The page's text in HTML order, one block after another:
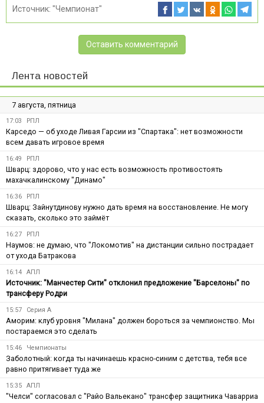
Источник: "Чемпионат"
Оставить комментарий
Лента новостей
7 августа, пятница
17:03 РПЛ
Карседо — об уходе Ливая Гарсии из "Спартака": нет возможности
всем давать игровое время
16:49 РПЛ
Шварц: здорово, что у нас есть возможность противостоять
махачкалинскому "Динамо"
16:36 РПЛ
Шварц: Зайнутдинову нужно дать время на восстановление. Не могу
сказать, сколько это займёт
16:27 РПЛ
Наумов: не думаю, что "Локомотив" на дистанции сильно пострадает
от ухода Батракова
16:14 АПЛ
Источник: "Манчестер Сити" отклонил предложение "Барселоны" по
трансферу Родри
15:57 Серия А
Аморим: клуб уровня "Милана" должен бороться за чемпионство. Мы
постараемся это сделать
15:46 Чемпионаты
Заболотный: когда ты начинаешь красно-синим с детства, тебя все
равно притягивает туда же
15:35 АПЛ
"Челси" согласовал с "Райо Вальекано" трансфер защитника Чаварриа